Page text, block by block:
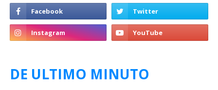
DE ULTIMO MINUTO